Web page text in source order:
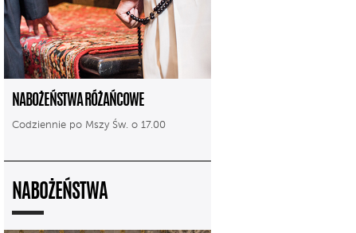
NABOŻEŃSTWA RÓŻAŃCOWE
Codziennie po Mszy Św. o 17.00
NABOŻEŃSTWA